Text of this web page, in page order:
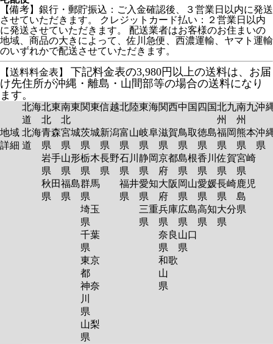
【備考】銀行・郵貯振込：ご入金確認後、３営業日以内に発送
させていただきます。 クレジットカード払い：２営業日以内
に発送させていただきます。 配送業者はお客様のお住まいの
地域、商品の大きによって、佐川急便、西濃運輸、ヤマト運輸
のいずれかで配送させていただきます。
【送料料金表】
下記料金表の3,980円以上の送料は、お届
け先住所が沖縄・離島・山間部等の場合の送料になり
ます。
北海
道
北東
北
南東
北
関東信越北陸東海関西中国 四国北九
州
南九
州
沖
地域
詳細
北海
道
青森
県
岩手
県
秋田
県
宮城
県
山形
県
福島
県
茨城
県
栃木
県
群馬
県
埼玉
県
千葉
県
東京
都
神奈
川
県
山梨
県
新潟
県
長野
県
富山
県
石川
県
福井
県
岐阜
県
静岡
県
愛知
県
三重
県
滋賀
県
京都
府
大阪
府
兵庫
県
奈良
県
和歌
山
県
鳥取
県
島根
県
岡山
県
広島
県
山口
県
徳島
県
香川
県
愛媛
県
高知
県
福岡
県
佐賀
県
長崎
県
大分
県
熊本
県
宮崎
県
鹿児
島
県
沖